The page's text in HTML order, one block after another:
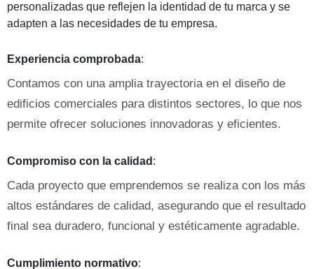
personalizadas que reflejen la identidad de tu marca y se
adapten a las necesidades de tu empresa.
Experiencia comprobada:
Contamos con una amplia trayectoria en el diseño de
edificios comerciales para distintos sectores, lo que nos
permite ofrecer soluciones innovadoras y eficientes.
Compromiso con la calidad :
Cada proyecto que emprendemos se realiza con los más
altos estándares de calidad, asegurando que el resultado
final sea duradero, funcional y estéticamente agradable.
Cumplimiento normativo: